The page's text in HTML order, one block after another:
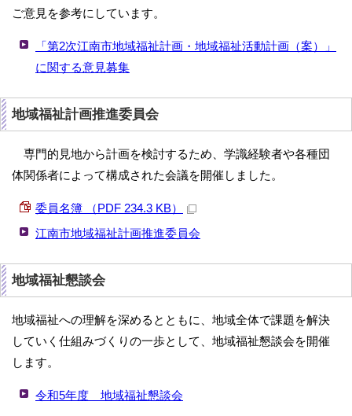
ご意見を参考にしています。
「第2次江南市地域福祉計画・地域福祉活動計画（案）」
に関する意見募集
地域福祉計画推進委員会
専門的見地から計画を検討するため、学識経験者や各種団
体関係者によって構成された会議を開催しました。
委員名簿 （PDF 234.3 KB）
江南市地域福祉計画推進委員会
地域福祉懇談会
地域福祉への理解を深めるとともに、地域全体で課題を解決
していく仕組みづくりの一歩として、地域福祉懇談会を開催
します。
令和5年度 地域福祉懇談会